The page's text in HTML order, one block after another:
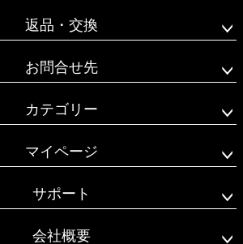
返品・交換
お問合せ先
カテゴリー
マイページ
サポート
会社概要